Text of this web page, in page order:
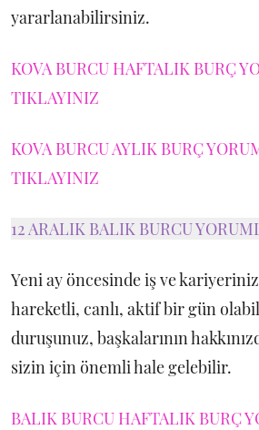
yararlanabilirsiniz.
KOVA BURCU HAFTALIK BURÇ
TIKLAYINIZ
KOVA BURCU AYLIK BURÇ
TIKLAYINIZ
12 ARALIK BALIK BURCU
Yeni ay öncesinde iş ve
hareketli, canlı, aktif bir gün
duruşunuz, başkalarının
sizin için önemli hale gelebilir.
BALIK BURCU HAFTALIK BURÇ